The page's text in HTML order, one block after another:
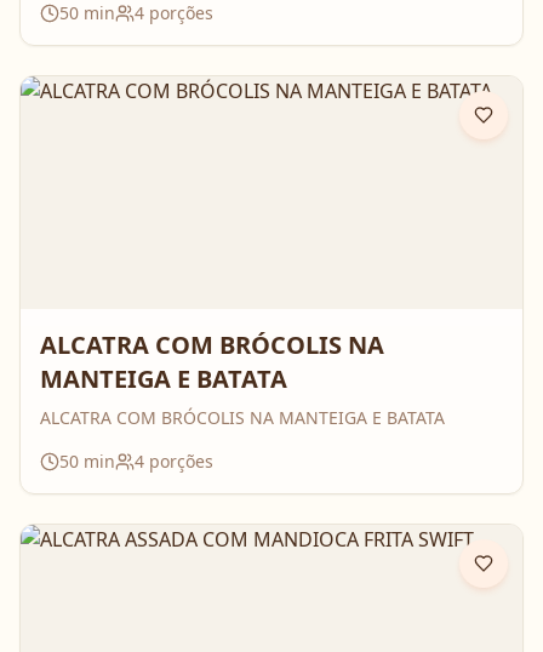
50 min 4 porções
ALCATRA COM BRÓCOLIS NA
MANTEIGA E BATATA
ALCATRA COM BRÓCOLIS NA MANTEIGA E BATATA
50 min 4 porções